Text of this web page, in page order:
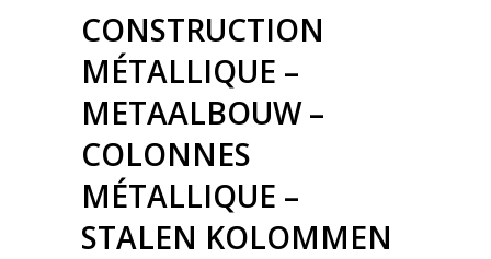
CONSTRUCTION
MÉTALLIQUE –
METAALBOUW –
COLONNES
MÉTALLIQUE –
STALEN KOLOMMEN